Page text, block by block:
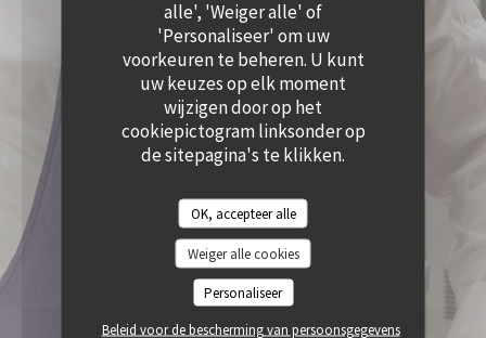
alle', 'Weiger alle' of
'Personaliseer' om uw
voorkeuren te beheren. U kunt
uw keuzes op elk moment
wijzigen door op het
cookiepictogram linksonder op
de sitepagina's te klikken.
OK, accepteer alle
Weiger alle cookies
Personaliseer
Beleid voor de bescherming van persoonsgegevens